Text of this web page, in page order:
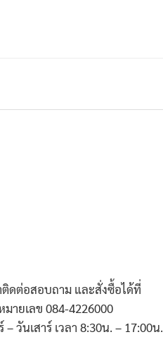
ดต่อสอบถาม และสั่งซื้อได้ที่
ายเลข 084-4226000
– วันเสาร์ เวลา 8:30น. – 17:00น.